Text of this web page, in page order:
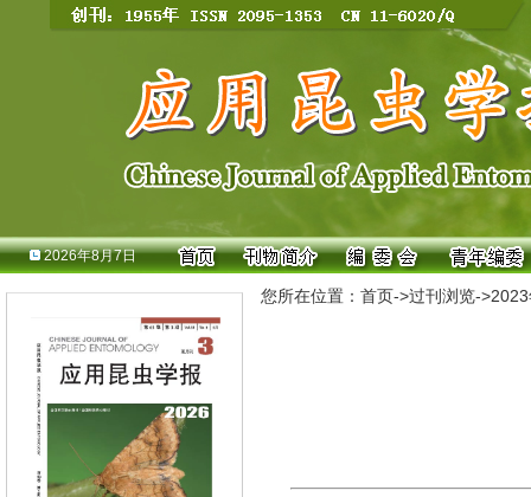
2026年8月7日
您所在位置： 首页->过刊浏览->